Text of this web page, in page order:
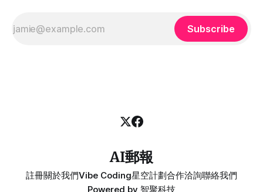
Subscribe
AI郵報
註冊關於我們Vibe Coding星空計劃合作洽詢聯絡我們
Powered by 智聚科技